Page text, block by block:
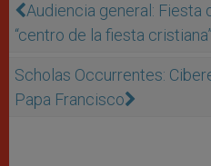
Audiencia general: Fiesta
“centro de la fiesta cristiana”
Scholas Occurrentes:
Papa Francisco